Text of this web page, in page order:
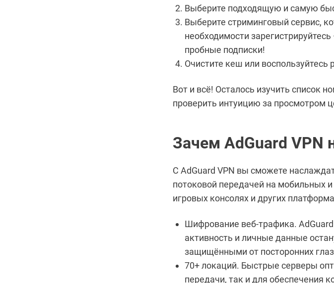
Выберите подходящую и самую
Выберите стриминговый сервис,
необходимости
пробные подписки!
Очистите кеш или
Вот и всё! Осталось изучить список
проверить интуицию за просмотром
Зачем AdGuard VPN
С AdGuard VPN вы сможете
потоковой передачей на мобильных
игровых консолях и других
Шифрование веб-трафика.
активность и личные данные
защищёнными от посторонних
70+ локаций. Быстрые серверы
передачи, так и для обеспечения